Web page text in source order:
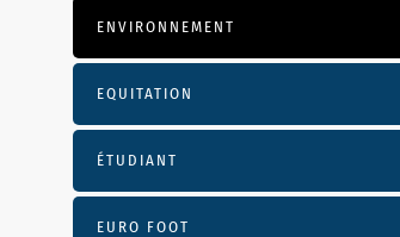
ENVIRONNEMENT
EQUITATION
ÉTUDIANT
EURO FOOT